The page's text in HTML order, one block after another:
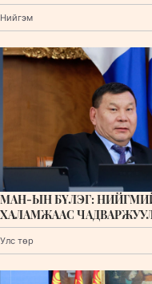
Нийгэм
МАН-ЫН БҮЛЭГ:
ХАЛАМЖААС
Улс төр